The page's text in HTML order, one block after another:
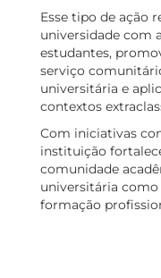
Esse tipo de ação
universidade com
estudantes,
serviço
universitária e
contextos
Com iniciativas
instituição
comunidade
universitária
formação